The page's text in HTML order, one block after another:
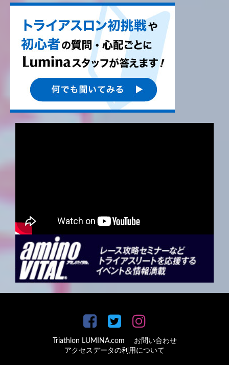
Triathlon LUMINA.com
お問い合わせ
アクセスデータの利用について